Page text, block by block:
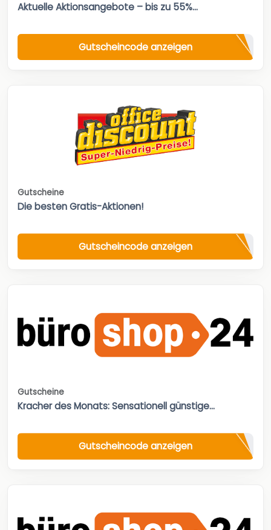
Aktuelle Aktionsangebote – bis zu 55%...
Gutscheincode anzeigen
Gutscheine
Die besten Gratis-Aktionen!
Gutscheincode anzeigen
Gutscheine
Kracher des Monats: Sensationell günstige...
Gutscheincode anzeigen